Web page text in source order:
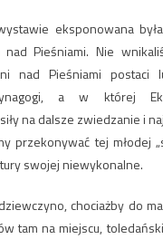
eksponowana
nad Pieśniami. Nie
nad Pieśniami postaci
a w której
na dalsze zwiedzanie i
przekonywać tej młodej
swojej niewykonalne.
chociażby do
tam na miejscu,